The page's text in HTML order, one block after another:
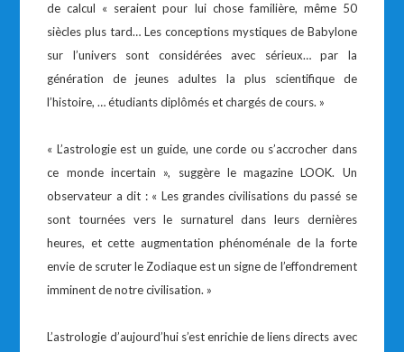
de calcul « seraient pour lui chose familière, même 50
siècles plus tard… Les conceptions mystiques de Babylone
sur l’univers sont considérées avec sérieux… par la
génération de jeunes adultes la plus scientifique de
l’histoire, … étudiants diplômés et chargés de cours. »
« L’astrologie est un guide, une corde ou s’accrocher dans
ce monde incertain », suggère le magazine LOOK. Un
observateur a dit : « Les grandes civilisations du passé se
sont tournées vers le surnaturel dans leurs dernières
heures, et cette augmentation phénoménale de la forte
envie de scruter le Zodiaque est un signe de l’effondrement
imminent de notre civilisation. »
L’astrologie d’aujourd’hui s’est enrichie de liens directs avec